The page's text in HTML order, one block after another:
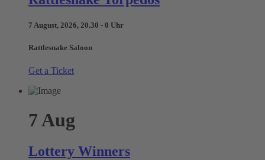
7 August, 2026, 20.30 - 0 Uhr
Rattlesnake Saloon
Get a Ticket
7 Aug
Lottery Winners